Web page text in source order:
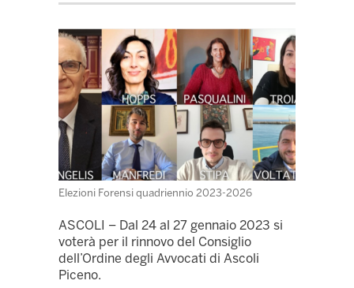
Elezioni Forensi quadriennio 2023-2026
ASCOLI – Dal 24 al 27 gennaio 2023 si
voterà per il rinnovo del Consiglio
dell’Ordine degli Avvocati di Ascoli
Piceno.